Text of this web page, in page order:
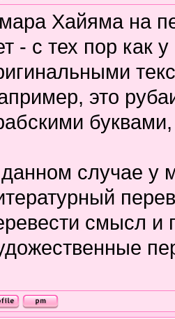
Хайяма на
- с тех пор как
это
случае у
смысл и